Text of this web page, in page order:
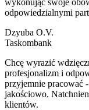
odpowiedzialnymi
Dzyuba O.V.
Taskombank
Chcę wyrazić
profesjonalizm i
przyjemnie pracować
jakościowo.
klientów.